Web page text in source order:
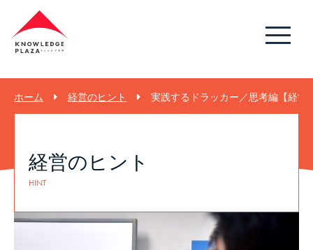
ホーム 経営のヒント 実践するドラッカー／思考編【経営
経営のヒント
HINT